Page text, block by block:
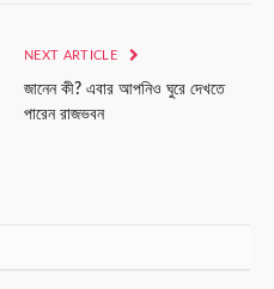
NEXT ARTICLE
জানেন কী? এবার আপনিও ঘুরে দেখতে
পারেন রাজভবন